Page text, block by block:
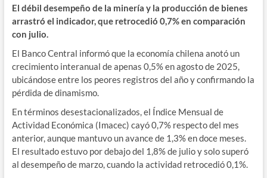
El débil desempeño de la minería y la producción de bienes
arrastró el indicador, que retrocedió 0,7% en comparación
con julio.
El Banco Central informó que la economía chilena anotó un
crecimiento interanual de apenas 0,5% en agosto de 2025,
ubicándose entre los peores registros del año y confirmando la
pérdida de dinamismo.
En términos desestacionalizados, el Índice Mensual de
Actividad Económica (Imacec) cayó 0,7% respecto del mes
anterior, aunque mantuvo un avance de 1,3% en doce meses.
El resultado estuvo por debajo del 1,8% de julio y solo superó
al desempeño de marzo, cuando la actividad retrocedió 0,1%.